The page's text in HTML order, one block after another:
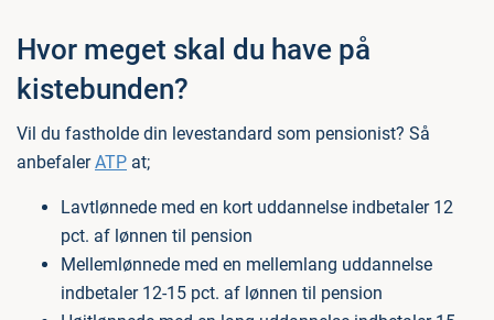
Hvor meget skal du have på
kistebunden?
Vil du fastholde din levestandard som pensionist? Så
anbefalerATP at;
Lavtlønnede med en kort uddannelse indbetaler 12
pct. af lønnen til pension
Mellemlønnede med en mellemlang uddannelse
indbetaler 12-15 pct. af lønnen til pension